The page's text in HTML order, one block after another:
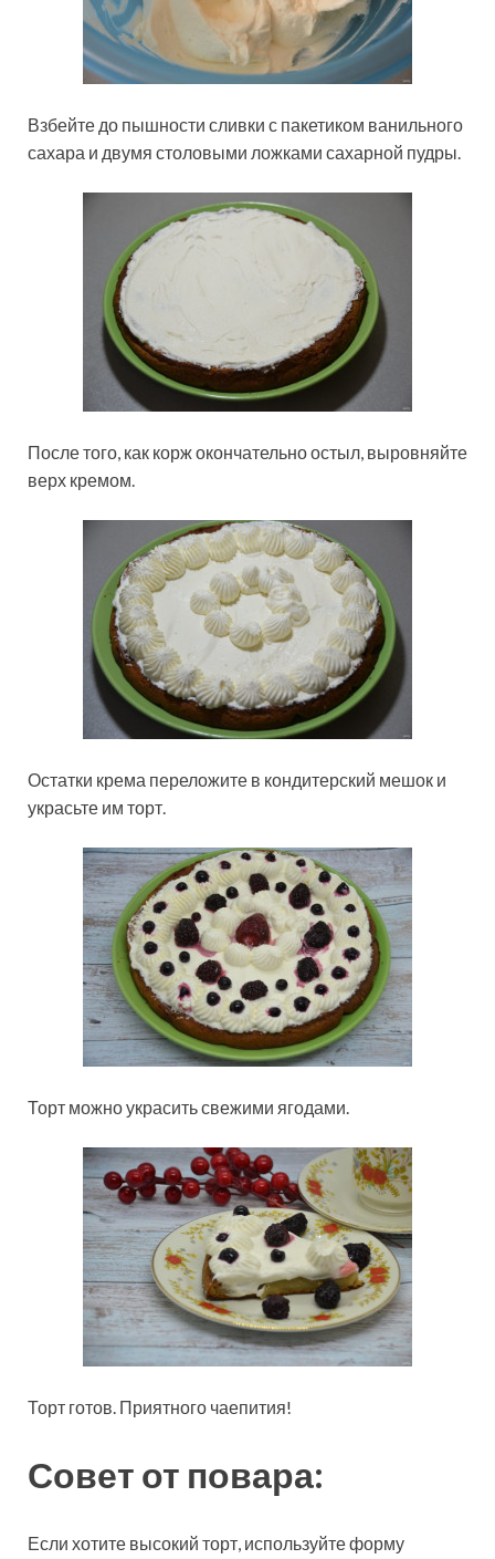
Взбейте до пышности сливки с пакетиком ванильного
сахара и двумя столовыми ложками сахарной пудры.
После того, как корж окончательно остыл, выровняйте
верх кремом.
Остатки крема переложите в кондитерский мешок и
украсьте им торт.
Торт можно украсить свежими ягодами.
Торт готов. Приятного чаепития!
Совет от повара:
Если хотите высокий торт, используйте форму